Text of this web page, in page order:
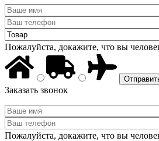
Пожалуйста, докажите, что вы
Заказать звонок
Пожалуйста, докажите, что вы